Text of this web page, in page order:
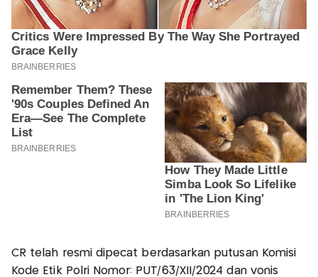
CR telah resmi dipecat berdasarkan putusan Komisi
Kode Etik Polri Nomor: PUT/63/XII/2024 dan vonis